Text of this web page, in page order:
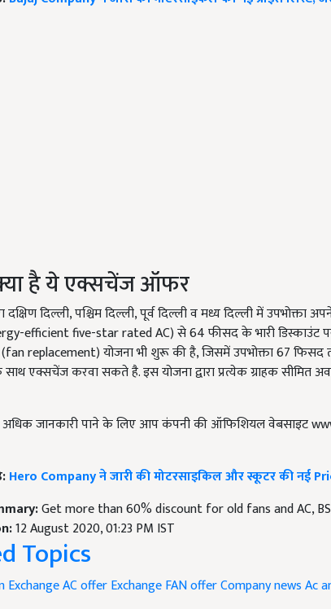
है ये एक्सचेंज ऑफर
दक्षिण दिल्ली, पश्चिम दिल्ली, पूर्व दिल्ली व मध्य दिल्ली में
efficient five-star rated AC) से 64 फीसद के भारी
replacement) योजना भी शुरू की है, जिसमें उपभोक्ता 67
एक्सचेंज करवा सकते है. इस योजना द्वारा प्रत्येक ग्राहक सीमित
जानकारी पाने के लिए आप कंपनी की ऑफिशियल वेबसाइट
Hero Company ने जारी की मोटरसाइकिल और स्कूटर की नई
Get more than 60% discount for old fans and AC,
12 August 2020, 01:23 PM IST
Topics
Exchange AC offerExchange FAN offerCompany newsAc